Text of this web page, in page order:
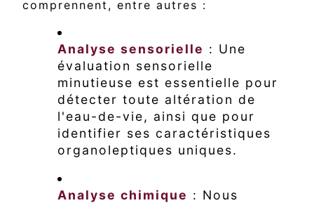
comprennent, entre autres :
Analyse sensorielle : Une
évaluation sensorielle
minutieuse est essentielle pour
détecter toute altération de
l'eau-de-vie, ainsi que pour
identifier ses caractéristiques
organoleptiques uniques.
Analyse chimique : Nous